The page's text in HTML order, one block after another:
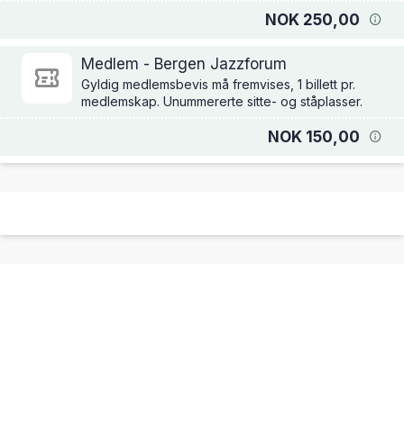
NOK 250,00
Medlem - Bergen Jazzforum
Gyldig medlemsbevis må fremvises, 1 billett pr.
medlemskap. Unummererte sitte- og ståplasser.
NOK 150,00